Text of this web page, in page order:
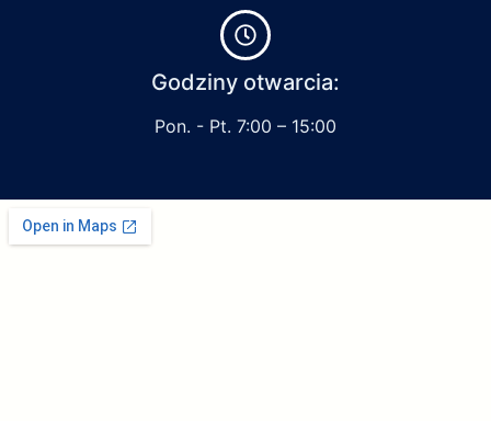
Godziny otwarcia:
Pon. - Pt. 7:00 – 15:00